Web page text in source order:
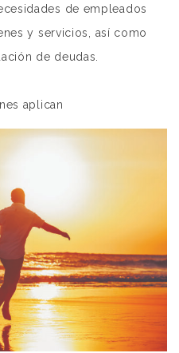
de empleados
y servicios, así como
de deudas.
aplican